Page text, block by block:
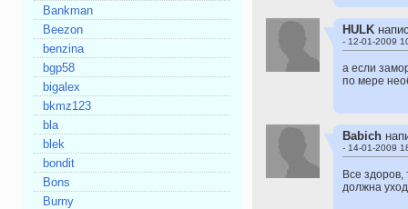
Bankman
Beezon
benzina
bgp58
bigalex
bkmz123
bla
blek
bondit
Bons
Burny
HULK
- 12-01-2009
а если
по мере
Babich
- 14-01-2009
Все здоров,
должна